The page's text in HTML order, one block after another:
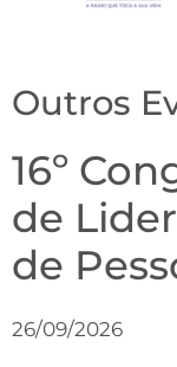
Outros
16º
de
de
26/09/2026